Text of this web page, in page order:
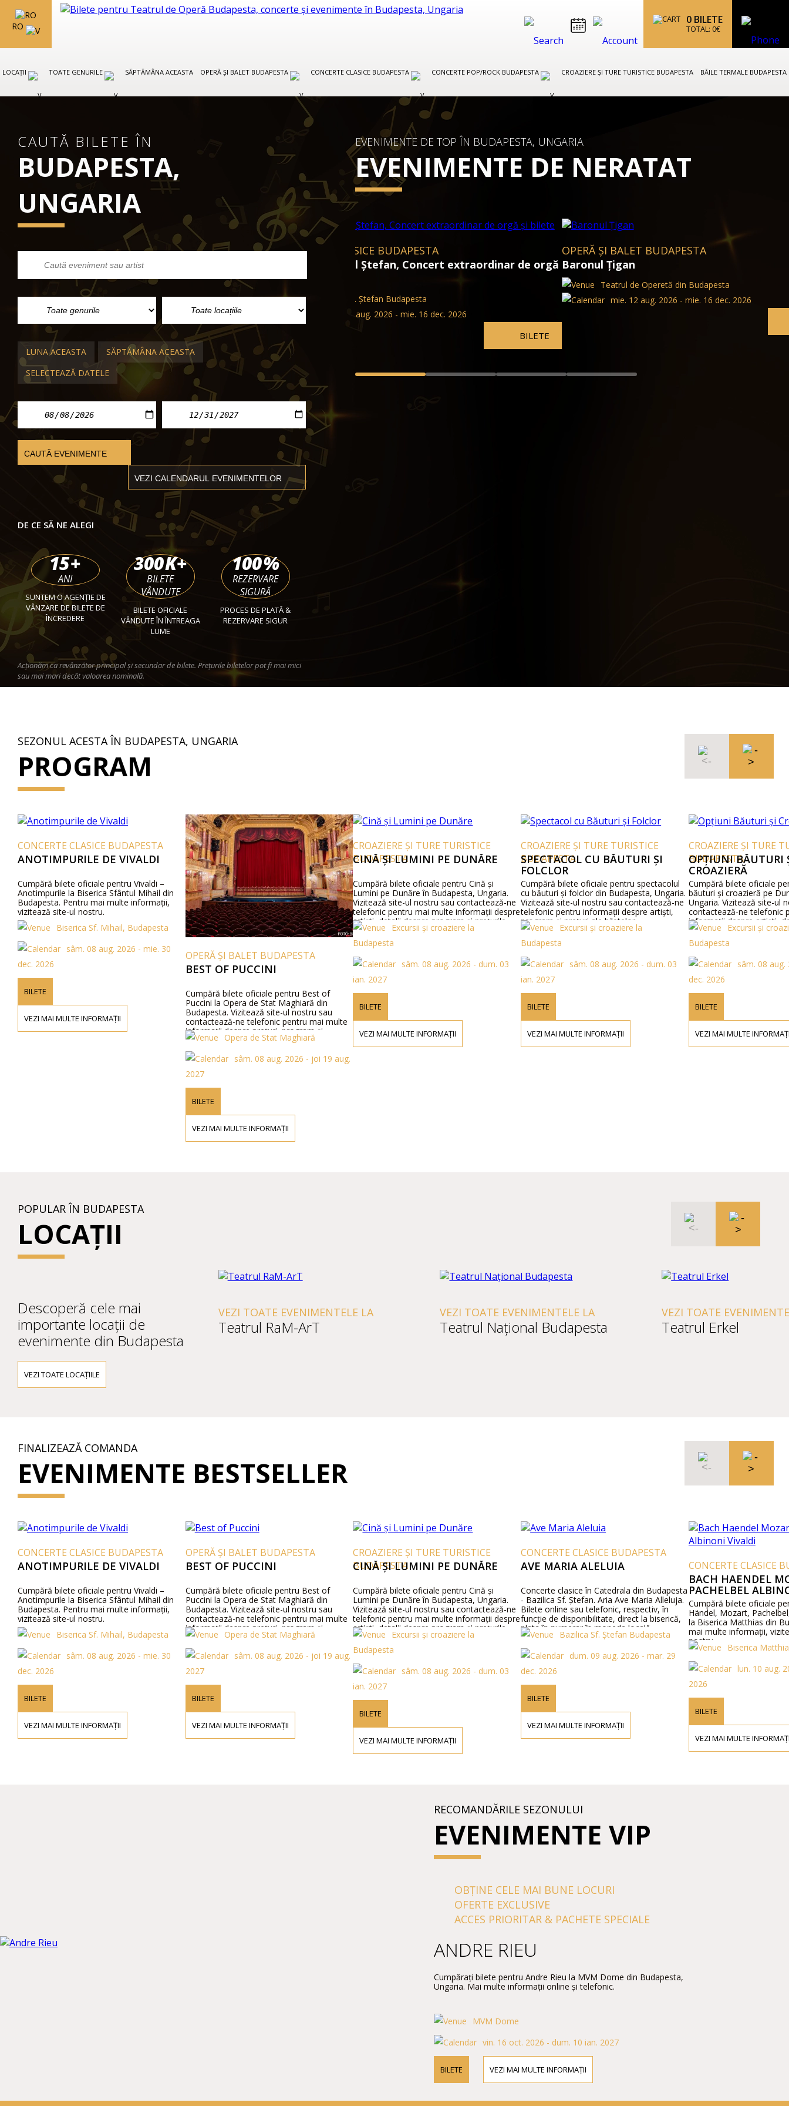
RO
0 BILETE
TOTAL: 0€
LOCAȚII TOATE GENURILE SĂPTĂMÂNA ACEASTA OPERĂ ȘI BALET BUDAPESTA CONCERTE CLASICE BUDAPESTA CONCERTE POP/ROCK BUDAPESTA CROAZIERE ȘI TURE TURISTICE BUDAPESTA BĂILE TERMALE BUDAPESTA
CAUTĂ BILETE ÎN
BUDAPESTA,
UNGARIA
LUNA ACEASTA
SĂPTĂMÂNA ACEASTA
SELECTEAZĂ DATELE
DE CE SĂ NE ALEGI
15+
ANI
SUNTEM O AGENȚIE DE
VÂNZARE DE BILETE DE
ÎNCREDERE
300K+
BILETE
VÂNDUTE
BILETE OFICIALE
VÂNDUTE ÎN ÎNTREAGA
LUME
100%
REZERVARE
SIGURĂ
PROCES DE PLATĂ &
REZERVARE SIGUR
Acționăm ca revânzător principal și secundar de bilete. Prețurile biletelor pot fi mai mici
sau mai mari decât valoarea nominală.
EVENIMENTE DE TOP ÎN BUDAPESTA, UNGARIA
EVENIMENTE DE NERATAT
CONCERTE CLASICE BUDAPESTA
Bazilica Sfântul Ștefan, Concert extraordinar de orgă
și bilete
Bazilica Sf. Ștefan Budapesta
mie. 12 aug. 2026 - mie. 16 dec. 2026
OPERĂ ȘI BALET BUDAPESTA
Baronul Țigan
mie. 12 aug. 2026 - mie. 16 dec. 2026
OPERĂ ȘI BALET BUDAPESTA
Opera de Stat Maghiară
mie. 12 aug. 2026 - sâm.
SEZONUL ACESTA ÎN BUDAPESTA, UNGARIA
PROGRAM
CONCERTE CLASICE BUDAPESTA
ANOTIMPURILE DE VIVALDI
Cumpără bilete oficiale pentru Vivaldi –
Anotimpurile la Biserica Sfântul Mihail din
Budapesta. Pentru mai multe informații,
vizitează site-ul nostru.
Biserica Sf. Mihail, Budapesta
sâm. 08 aug. 2026 - mie. 30
dec. 2026
BILETE
VEZI MAI MULTE INFORMAȚII
OPERĂ ȘI BALET BUDAPESTA
BEST OF PUCCINI
Cumpără bilete oficiale pentru Best of
Puccini la Opera de Stat Maghiară din
Budapesta. Vizitează site-ul nostru sau
contactează-ne telefonic pentru mai multe
informații despre prețuri, program și
distribuție.Opera de Stat Maghiară
sâm. 08 aug. 2026 - joi 19 aug.
2027
BILETE
VEZI MAI MULTE INFORMAȚII
CROAZIERE ȘI TURE TURISTICE
BUDAPESTA
CINĂ ȘI LUMINI PE DUNĂRE
Cumpără bilete oficiale pentru Cină și
Lumini pe Dunăre în Budapesta, Ungaria.
Vizitează site-ul nostru sau contactează-ne
telefonic pentru mai multe informații despre
artiști, detalii despre program și prețurile
biletelor.
Excursii și croaziere la
Budapesta
sâm. 08 aug. 2026 - dum. 03
ian. 2027
BILETE
VEZI MAI MULTE INFORMAȚII
CROAZIERE ȘI TURE TURISTICE
BUDAPESTA
SPECTACOL CU BĂUTURI ȘI
FOLCLOR
Cumpără bilete oficiale pentru spectacolul
cu băuturi și folclor din Budapesta, Ungaria.
Vizitează site-ul nostru sau contactează-ne
telefonic pentru informații despre artiști,
program și prețuri ale biletelor.
Excursii și croaziere la
Budapesta
sâm. 08 aug. 2026 - dum. 03
ian. 2027
BILETE
VEZI MAI MULTE INFORMAȚII
CROAZIERE ȘI TURE
BUDAPESTA
OPȚIUNI BĂUTURI ȘI
CROAZIERĂ
Cumpără bilete oficiale
băuturi și croazieră pe
Ungaria. Vizitează site-ul
contactează-ne telefonic
informații despre artiști,
prețuri bilete.Excursii și
Budapesta
sâm. 08 aug.
dec. 2026
BILETE
VEZI MAI MULTE INFORMAȚII
POPULAR ÎN BUDAPESTA
LOCAȚII
Descoperă cele mai
importante locații de
evenimente din Budapesta
VEZI TOATE LOCAȚIILE
VEZI TOATE EVENIMENTELE LA
Teatrul RaM-ArT
VEZI TOATE EVENIMENTELE LA
Teatrul Național Budapesta
VEZI TOATE
Teatrul Erkel
FINALIZEAZĂ COMANDA
EVENIMENTE BESTSELLER
CONCERTE CLASICE BUDAPESTA
ANOTIMPURILE DE VIVALDI
Cumpără bilete oficiale pentru Vivaldi –
Anotimpurile la Biserica Sfântul Mihail din
Budapesta. Pentru mai multe informații,
vizitează site-ul nostru.
Biserica Sf. Mihail, Budapesta
sâm. 08 aug. 2026 - mie. 30
dec. 2026
BILETE
VEZI MAI MULTE INFORMAȚII
OPERĂ ȘI BALET BUDAPESTA
BEST OF PUCCINI
Cumpără bilete oficiale pentru Best of
Puccini la Opera de Stat Maghiară din
Budapesta. Vizitează site-ul nostru sau
contactează-ne telefonic pentru mai multe
informații despre prețuri, program și
distribuție. Opera de Stat Maghiară
sâm. 08 aug. 2026 - joi 19 aug.
2027
BILETE
VEZI MAI MULTE INFORMAȚII
CROAZIERE ȘI TURE TURISTICE
BUDAPESTA
CINĂ ȘI LUMINI PE DUNĂRE
Cumpără bilete oficiale pentru Cină și
Lumini pe Dunăre în Budapesta, Ungaria.
Vizitează site-ul nostru sau contactează-ne
telefonic pentru mai multe informații despre
artiști, detalii despre program și prețurile
biletelor.
Excursii și croaziere la
Budapesta
sâm. 08 aug. 2026 - dum. 03
ian. 2027
BILETE
VEZI MAI MULTE INFORMAȚII
CONCERTE CLASICE BUDAPESTA
AVE MARIA ALELUIA
Concerte clasice în Catedrala din Budapesta
- Bazilica Sf. Ștefan. Aria Ave Maria Alleluja.
Bilete online sau telefonic, respectiv, în
funcție de disponibilitate, direct la biserică,
plata în numerar în moneda locală.
Bazilica Sf. Ștefan Budapesta
dum. 09 aug. 2026 - mar. 29
dec. 2026
BILETE
VEZI MAI MULTE INFORMAȚII
CONCERTE CLASICE
BACH HAENDEL
PACHELBEL
Cumpără bilete oficiale
Händel, Mozart,
la Biserica Matthias din
mai multe informații,
nostru.
Biserica
lun. 10 aug.
2026
BILETE
VEZI MAI MULTE INFORMAȚII
RECOMANDĂRILE SEZONULUI
EVENIMENTE VIP
OBȚINE CELE MAI BUNE LOCURI
OFERTE EXCLUSIVE
ACCES PRIORITAR & PACHETE SPECIALE
ANDRE RIEU
Cumpărați bilete pentru Andre Rieu la MVM Dome din Budapesta,
Ungaria. Mai multe informații online și telefonic.
MVM Dome
vin. 16 oct. 2026 - dum. 10 ian. 2027
BILETE VEZI MAI MULTE INFORMAȚII